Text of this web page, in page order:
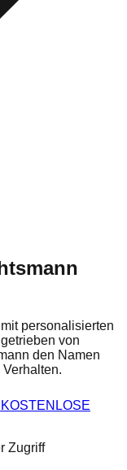
personalisierten
von
den Namen
Zugriff